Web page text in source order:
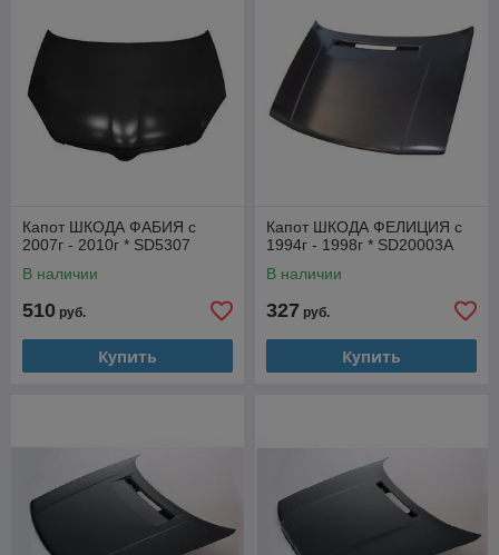
Капот ШКОДА ФАБИЯ с
2007г - 2010г * SD5307
В наличии
510 руб.
Купить
Капот ШКОДА ФЕЛИЦИЯ с
1994г - 1998г * SD20003A
В наличии
327 руб.
Купить